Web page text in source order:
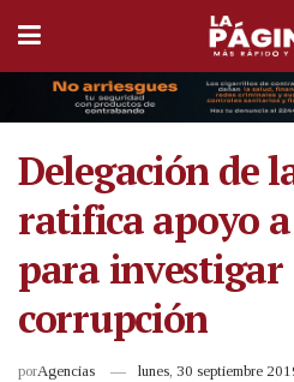
Delegación de
ratifica apoyo
para investigar
corrupción
porAgencias lunes, 30 septiembre